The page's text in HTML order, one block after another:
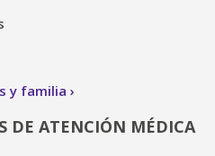
y familia
DE ATENCIÓN MÉDICA